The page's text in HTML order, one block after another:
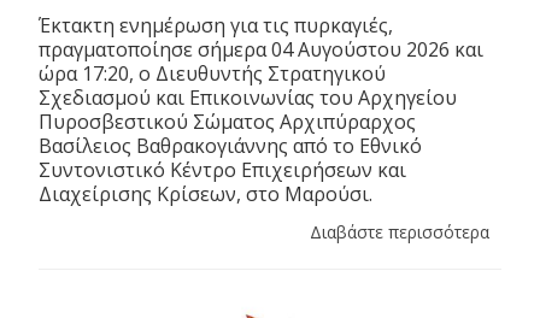
Έκτακτη ενημέρωση για τις πυρκαγιές,
πραγματοποίησε σήμερα 04 Αυγούστου 2026 και
ώρα 17:20, ο Διευθυντής Στρατηγικού
Σχεδιασμού και Επικοινωνίας του Αρχηγείου
Πυροσβεστικού Σώματος Αρχιπύραρχος
Βασίλειος Βαθρακογιάννης από το Εθνικό
Συντονιστικό Κέντρο Επιχειρήσεων και
Διαχείρισης Κρίσεων, στο Μαρούσι.
Διαβάστε περισσότερα